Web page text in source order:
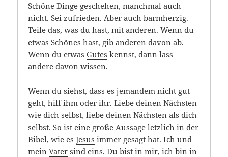
Schöne Dinge geschehen, manchmal auch
nicht. Sei zufrieden. Aber auch barmherzig.
Teile das, was du hast, mit anderen. Wenn du
etwas Schönes hast, gib anderen davon ab.
Wenn du etwasGutes kennst, dann lass
andere davon wissen.
Wenn du siehst, dass es jemandem nicht gut
geht, hilf ihm oder ihr.Liebe deinen Nächsten
wie dich selbst, liebe deinen Nächsten als dich
selbst. So ist eine große Aussage letzlich in der
Bibel, wie esJesus immer gesagt hat. Ich und
meinVater sind eins. Du bist in mir, ich bin in